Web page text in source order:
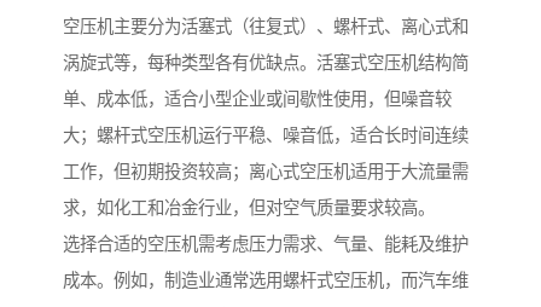
空压机主要分为活塞式（往复式）、螺杆式、离心式和
涡旋式等，每种类型各有优缺点。活塞式空压机结构简
单、成本低，适合小型企业或间歇性使用，但噪音较
大；螺杆式空压机运行平稳、噪音低，适合长时间连续
工作，但初期投资较高；离心式空压机适用于大流量需
求，如化工和冶金行业，但对空气质量要求较高。
选择合适的空压机需考虑压力需求、气量、能耗及维护
成本。例如，制造业通常选用螺杆式空压机，而汽车维